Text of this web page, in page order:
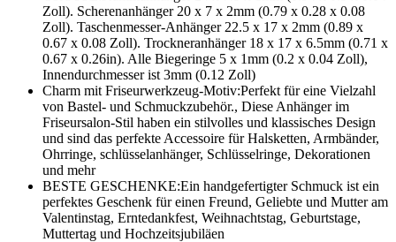
Zoll). Scherenanhänger 20 x 7 x 2mm (0.79 x 0.28 x 0.08
Zoll). Taschenmesser-Anhänger 22.5 x 17 x 2mm (0.89 x
0.67 x 0.08 Zoll). Trockneranhänger 18 x 17 x 6.5mm (0.71 x
0.67 x 0.26in). Alle Biegeringe 5 x 1mm (0.2 x 0.04 Zoll),
Innendurchmesser ist 3mm (0.12 Zoll)
Charm mit Friseurwerkzeug-Motiv:Perfekt für eine Vielzahl
von Bastel- und Schmuckzubehör., Diese Anhänger im
Friseursalon-Stil haben ein stilvolles und klassisches Design
und sind das perfekte Accessoire für Halsketten, Armbänder,
Ohrringe, schlüsselanhänger, Schlüsselringe, Dekorationen
und mehr
BESTE GESCHENKE:Ein handgefertigter Schmuck ist ein
perfektes Geschenk für einen Freund, Geliebte und Mutter am
Valentinstag, Erntedankfest, Weihnachtstag, Geburtstage,
Muttertag und Hochzeitsjubiläen